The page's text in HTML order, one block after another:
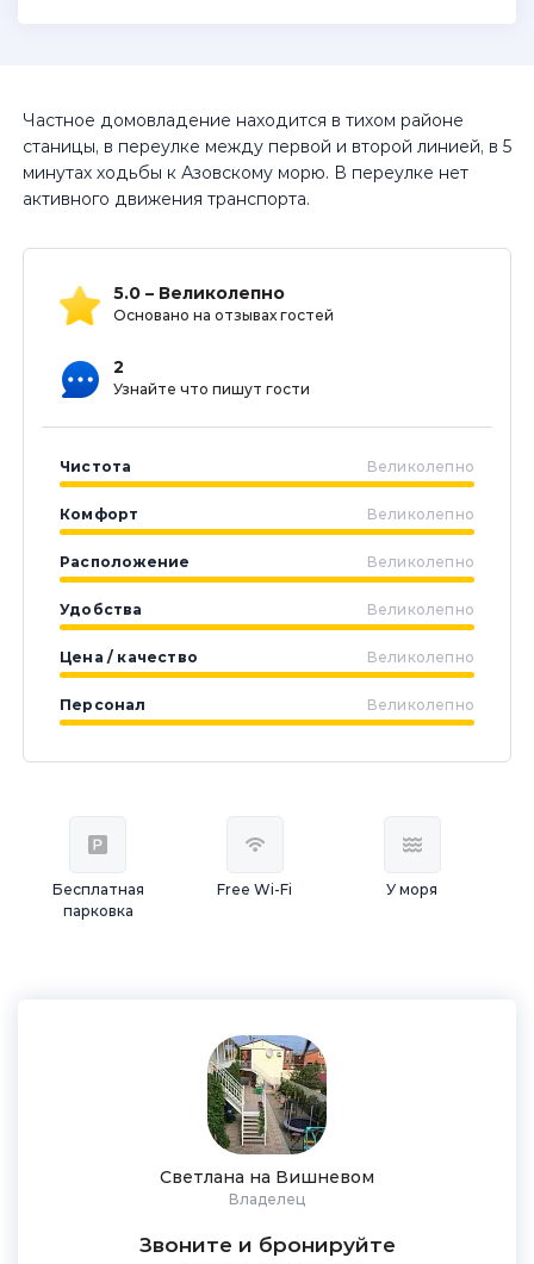
Частное домовладение находится в тихом районе
станицы, в переулке между первой и второй линией, в 5
минутах ходьбы к Азовскому морю. В переулке нет
активного движения транспорта.
5.0 – Великолепно
Основано на отзывах гостей
2
Узнайте что пишут гости
Чистота Великолепно
Комфорт Великолепно
Расположение Великолепно
Удобства Великолепно
Цена / качество Великолепно
Персонал Великолепно
Бесплатная
парковка
Free Wi-Fi У моря
Светлана на Вишневом
Владелец
Звоните и бронируйте